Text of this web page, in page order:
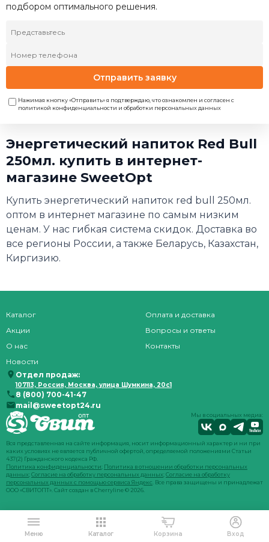
подбором оптимального решения.
Отправить заявку
Нажимая кнопку «Отправить» я подтверждаю, что ознакомлен и согласен с
политикой конфиденциальности и обработки персональных данных
Энергетический напиток Red Bull
250мл. купить в интернет-
магазине SweetOpt
Купить энергетический напиток red bull 250мл.
оптом в интернет магазине по самым низким
ценам. У нас гибкая система скидок. Доставка во
все регионы России, а также Беларусь, Казахстан,
Киргизию.
Каталог
Акции
О нас
Новости
Оплата и доставка
Вопросы и ответы
Контакты
Отдел продаж:
107113, Россия, Москва, улица Шумкина, 20с1
8 (800) 700-41-47
mail@sweetopt24.ru
Мы в социальных медиа:
Вся представленная на сайте информация, носит информационный характер и ни при
каких условиях не является публичной офертой, определяемой положениями Статьи
437(2) Гражданского кодекса РФ.
Политика конфиденциальности; Политика в отношении обработки персональных
данных; Согласие на обработку персональных данных; Согласие на обработку
персональных данных с помощью сервиса Яндекс . Все права защищены и принадлежат
ООО «СВИТОПТ». Сайт создан вCherryline© 2026.
Меню Каталог Корзина Вход